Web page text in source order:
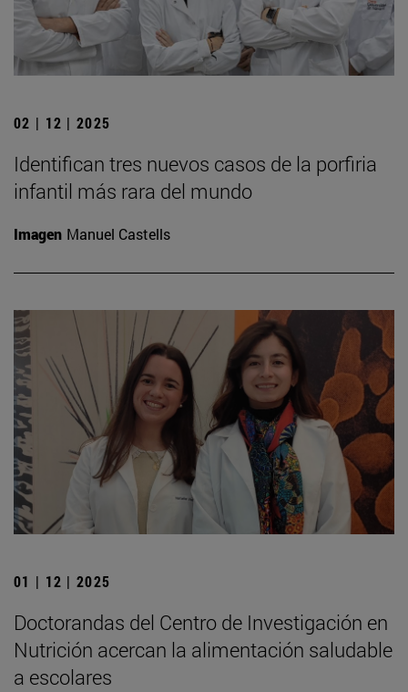
02 | 12 | 2025
Identifican tres nuevos casos de la porfiria
infantil más rara del mundo
Imagen Manuel Castells
01 | 12 | 2025
Doctorandas del Centro de Investigación en
Nutrición acercan la alimentación saludable
a escolares